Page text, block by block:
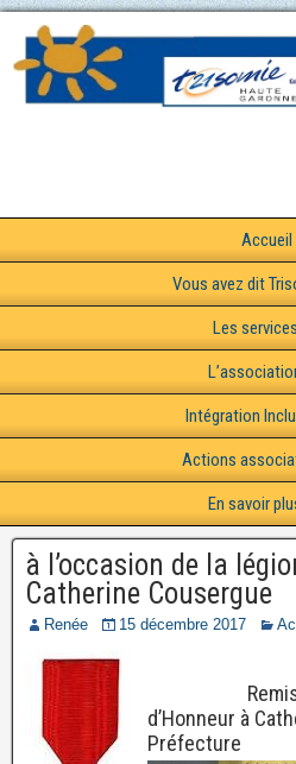
Accueil
Vous avez dit
Les services
Intégration
Actions
En savoir
à l’occasion de la
Catherine Cousergue
Renée 15 décembre 2017
Remise
d’Honneur à
Préfecture